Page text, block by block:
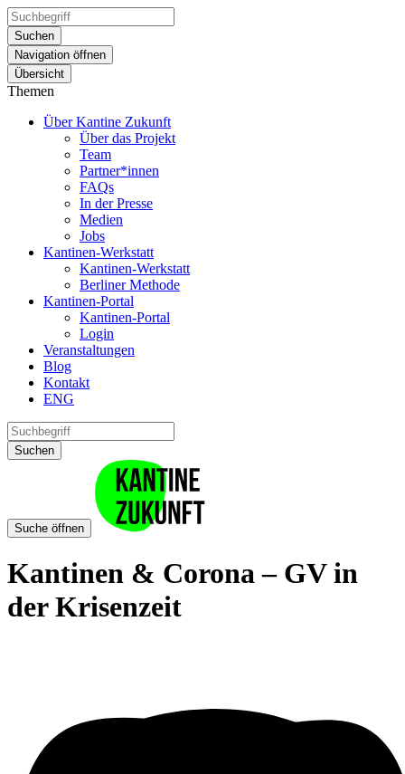
Suchen
Navigation öffnen
Übersicht
Themen
Über Kantine Zukunft
Über das Projekt
Team
Partner*innen
FAQs
In der Presse
Medien
Jobs
Kantinen-Werkstatt
Kantinen-Werkstatt
Berliner Methode
Kantinen-Portal
Kantinen-Portal
Login
Veranstaltungen
Blog
Kontakt
ENG
Suchen
Suche öffnen
Kantinen & Corona – GV in
der Krisenzeit